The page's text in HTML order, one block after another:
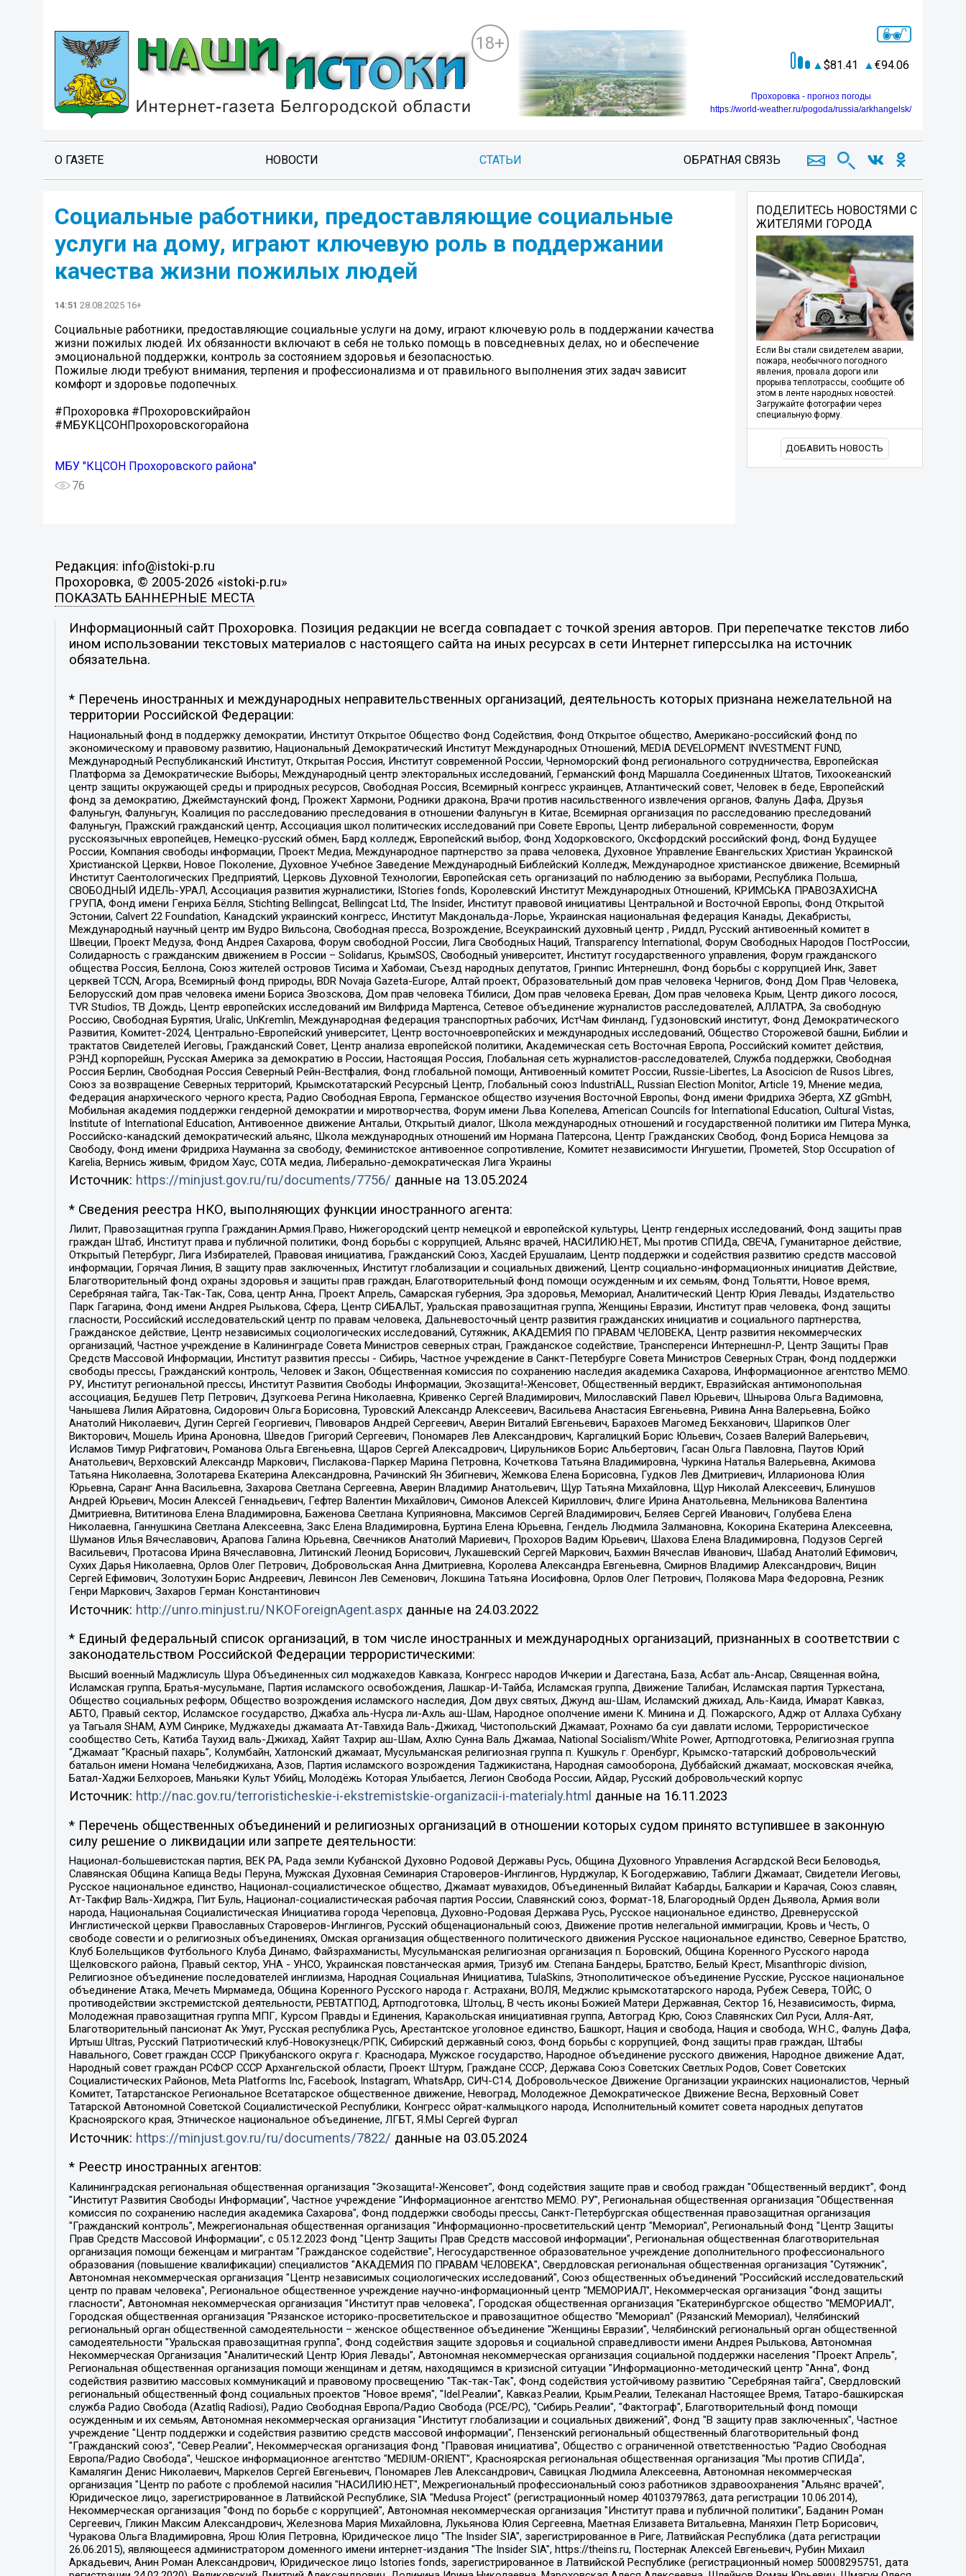
18+
81.41 94.06
Прохоровка - прогноз погоды
https://world-weather.ru/pogoda/russia/arkhangelsk/
О ГАЗЕТЕ НОВОСТИ СТАТЬИ ОБРАТНАЯ СВЯЗЬ
Социальные работники, предоставляющие социальные
услуги на дому, играют ключевую роль в поддержании
качества жизни пожилых людей
14:51 28.08.2025 16+
Социальные работники, предоставляющие социальные услуги на дому, играют ключевую роль в поддержании качества
жизни пожилых людей. Их обязанности включают в себя не только помощь в повседневных делах, но и обеспечение
эмоциональной поддержки, контроль за состоянием здоровья и безопасностью.
Пожилые люди требуют внимания, терпения и профессионализма и от правильного выполнения этих задач зависит
комфорт и здоровье подопечных.
#Прохоровка #Прохоровскийрайон
#МБУКЦСОНПрохоровскогорайона
МБУ "КЦСОН Прохоровского района"
76
ПОДЕЛИТЕСЬ НОВОСТЯМИ С
ЖИТЕЛЯМИ ГОРОДА
Если Вы стали свидетелем аварии,
пожара, необычного погодного
явления, провала дороги или
прорыва теплотрассы, сообщите об
этом в ленте народных новостей.
Загружайте фотографии через
специальную форму.
ДОБАВИТЬ НОВОСТЬ
Редакция: info@istoki-p.ru
Прохоровка, © 2005-2026 «istoki-p.ru»
ПОКАЗАТЬ БАННЕРНЫЕ МЕСТА
Информационный сайт Прохоровка. Позиция редакции не всегда совпадает с точкой зрения авторов. При перепечатке текстов либо
ином использовании текстовых материалов с настоящего сайта на иных ресурсах в сети Интернет гиперссылка на источник
обязательна.
* Перечень иностранных и международных неправительственных организаций, деятельность которых признана нежелательной на
территории Российской Федерации:
Национальный фонд в поддержку демократии, Институт Открытое Общество Фонд Содействия, Фонд Открытое общество, Американо-российский фонд по
экономическому и правовому развитию, Национальный Демократический Институт Международных Отношений, MEDIA DEVELOPMENT INVESTMENT FUND,
Международный Республиканский Институт, Открытая Россия, Институт современной России, Черноморский фонд регионального сотрудничества, Европейская
Платформа за Демократические Выборы, Международный центр электоральных исследований, Германский фонд Маршалла Соединенных Штатов, Тихоокеанский
центр защиты окружающей среды и природных ресурсов, Свободная Россия, Всемирный конгресс украинцев, Атлантический совет, Человек в беде, Европейский
фонд за демократию, Джеймстаунский фонд, Прожект Хармони, Родники дракона, Врачи против насильственного извлечения органов, Фалунь Дафа, Друзья
Фалуньгун, Фалуньгун, Коалиция по расследованию преследования в отношении Фалуньгун в Китае, Всемирная организация по расследованию преследований
Фалуньгун, Пражский гражданский центр, Ассоциация школ политических исследований при Совете Европы, Центр либеральной современности, Форум
русскоязычных европейцев, Немецко-русский обмен, Бард колледж, Европейский выбор, Фонд Ходорковского, Оксфордский российский фонд, Фонд Будущее
России, Компания свободы информации, Проект Медиа, Международное партнерство за права человека, Духовное Управление Евангельских Христиан Украинской
Христианской Церкви, Новое Поколение, Духовное Учебное Заведение Международный Библейский Колледж, Международное христианское движение, Всемирный
Институт Саентологических Предприятий, Церковь Духовной Технологии, Европейская сеть организаций по наблюдению за выборами, Республика Польша,
СВОБОДНЫЙ ИДЕЛЬ-УРАЛ, Ассоциация развития журналистики, IStories fonds, Королевский Институт Международных Отношений, КРИМСЬКА ПРАВОЗАХИСНА
ГРУПА, Фонд имени Генриха Бёлля, Stichting Bellingcat, Bellingcat Ltd, The Insider, Институт правовой инициативы Центральной и Восточной Европы, Фонд Открытой
Эстонии, Calvert 22 Foundation, Канадский украинский конгресс, Институт Макдональда-Лорье, Украинская национальная федерация Канады, Декабристы,
Международный научный центр им Вудро Вильсона, Свободная пресса, Возрождение, Всеукраинский духовный центр , Риддл, Русский антивоенный комитет в
Швеции, Проект Медуза, Фонд Андрея Сахарова, Форум свободной России, Лига Свободных Наций, Transparеncy International, Форум Свободных Народов ПостРоссии,
Солидарность с гражданским движением в России – Solidarus, КрымSOS, Свободный университет, Институт государственного управления, Форум гражданского
общества Россия, Беллона, Союз жителей островов Тисима и Хабомаи, Съезд народных депутатов, Гринпис Интернешнл, Фонд борьбы с коррупцией Инк, Завет
церквей TCCN, Агора, Всемирный фонд природы, BDR Novaja Gazeta-Europe, Алтай проект, Образовательный дом прав человека Чернигов, Фонд Дом Прав Человека,
Белорусский дом прав человека имени Бориса Звозскова, Дом прав человека Тбилиси, Дом прав человека Ереван, Дом прав человека Крым, Центр дикого лосося,
TVR Studios, ТВ Дождь, Центр европейских исследований им Вилфрида Мартенса, Сетевое объединение журналистов расследователей, АЛЛАТРА, За свободную
Россию, Свободная Бурятия, Uralic, UnKremlin, Международная федерация транспортных рабочих, ИстЧам Финланд, Гудзоновский институт, Фонд Демократического
Развития, Комитет-2024, Центрально-Европейский университет, Центр восточноевропейских и международных исследований, Общество Сторожевой башни, Библии и
трактатов Свидетелей Иеговы, Гражданский Совет, Центр анализа европейской политики, Академическая сеть Восточная Европа, Российский комитет действия,
РЭНД корпорейшн, Русская Америка за демократию в России, Настоящая Россия, Глобальная сеть журналистов-расследователей, Служба поддержки, Свободная
Россия Берлин, Свободная Россия Северный Рейн-Вестфалия, Фонд глобальной помощи, Антивоенный комитет России, Russie-Libertes, La Asocicion de Rusos Libres,
Союз за возвращение Северных территорий, Крымскотатарский Ресурсный Центр, Глобальный союз IndustriALL, Russian Election Monitor, Article 19, Мнение медиа,
Федерация анархического черного креста, Радио Свободная Европа, Германское общество изучения Восточной Европы, Фонд имени Фридриха Эберта, XZ gGmbH,
Мобильная академия поддержки гендерной демократии и миротворчества, Форум имени Льва Копелева, American Councils for International Education, Cultural Vistas,
Institute of International Education, Антивоенное движение Антальи, Открытый диалог, Школа международных отношений и государственной политики им Питера Мунка,
Российско-канадский демократический альянс, Школа международных отношений им Нормана Патерсона, Центр Гражданских Свобод, Фонд Бориса Немцова за
Свободу, Фонд имени Фридриха Науманна за свободу, Феминистское антивоенное сопротивление, Комитет независимости Ингушетии, Прометей, Stop Occupation of
Karelia, Вернись живым, Фридом Хаус, СОТА медиа, Либерально-демократическая Лига Украины
Источник: https://minjust.gov.ru/ru/documents/7756/ данные на 13.05.2024
* Сведения реестра НКО, выполняющих функции иностранного агента:
Лилит, Правозащитная группа Гражданин.Армия.Право, Нижегородский центр немецкой и европейской культуры, Центр гендерных исследований, Фонд защиты прав
граждан Штаб, Институт права и публичной политики, Фонд борьбы с коррупцией, Альянс врачей, НАСИЛИЮ.НЕТ, Мы против СПИДа, СВЕЧА, Гуманитарное действие,
Открытый Петербург, Лига Избирателей, Правовая инициатива, Гражданский Союз, Хасдей Ерушалаим, Центр поддержки и содействия развитию средств массовой
информации, Горячая Линия, В защиту прав заключенных, Институт глобализации и социальных движений, Центр социально-информационных инициатив Действие,
Благотворительный фонд охраны здоровья и защиты прав граждан, Благотворительный фонд помощи осужденным и их семьям, Фонд Тольятти, Новое время,
Серебряная тайга, Так-Так-Так, Сова, центр Анна, Проект Апрель, Самарская губерния, Эра здоровья, Мемориал, Аналитический Центр Юрия Левады, Издательство
Парк Гагарина, Фонд имени Андрея Рылькова, Сфера, Центр СИБАЛЬТ, Уральская правозащитная группа, Женщины Евразии, Институт прав человека, Фонд защиты
гласности, Российский исследовательский центр по правам человека, Дальневосточный центр развития гражданских инициатив и социального партнерства,
Гражданское действие, Центр независимых социологических исследований, Сутяжник, АКАДЕМИЯ ПО ПРАВАМ ЧЕЛОВЕКА, Центр развития некоммерческих
организаций, Частное учреждение в Калининграде Совета Министров северных стран, Гражданское содействие, Трансперенси Интернешнл-Р, Центр Защиты Прав
Средств Массовой Информации, Институт развития прессы - Сибирь, Частное учреждение в Санкт-Петербурге Совета Министров Северных Стран, Фонд поддержки
свободы прессы, Гражданский контроль, Человек и Закон, Общественная комиссия по сохранению наследия академика Сахарова, Информационное агентство МЕМО.
РУ, Институт региональной прессы, Институт Развития Свободы Информации, Экозащита!-Женсовет, Общественный вердикт, Евразийская антимонопольная
ассоциация, Бедушев Петр Петрович, Дзугкоева Регина Николаевна, Кривенко Сергей Владимирович, Милославский Павел Юрьевич, Шнырова Ольга Вадимовна,
Чанышева Лилия Айратовна, Сидорович Ольга Борисовна, Туровский Александр Алексеевич, Васильева Анастасия Евгеньевна, Ривина Анна Валерьевна, Бойко
Анатолий Николаевич, Дугин Сергей Георгиевич, Пивоваров Андрей Сергеевич, Аверин Виталий Евгеньевич, Барахоев Магомед Бекханович, Шарипков Олег
Викторович, Мошель Ирина Ароновна, Шведов Григорий Сергеевич, Пономарев Лев Александрович, Каргалицкий Борис Юльевич, Созаев Валерий Валерьевич,
Исламов Тимур Рифгатович, Романова Ольга Евгеньевна, Щаров Сергей Алексадрович, Цирульников Борис Альбертович, Гасан Ольга Павловна, Паутов Юрий
Анатольевич, Верховский Александр Маркович, Пислакова-Паркер Марина Петровна, Кочеткова Татьяна Владимировна, Чуркина Наталья Валерьевна, Акимова
Татьяна Николаевна, Золотарева Екатерина Александровна, Рачинский Ян Збигневич, Жемкова Елена Борисовна, Гудков Лев Дмитриевич, Илларионова Юлия
Юрьевна, Саранг Анна Васильевна, Захарова Светлана Сергеевна, Аверин Владимир Анатольевич, Щур Татьяна Михайловна, Щур Николай Алексеевич, Блинушов
Андрей Юрьевич, Мосин Алексей Геннадьевич, Гефтер Валентин Михайлович, Симонов Алексей Кириллович, Флиге Ирина Анатольевна, Мельникова Валентина
Дмитриевна, Вититинова Елена Владимировна, Баженова Светлана Куприяновна, Максимов Сергей Владимирович, Беляев Сергей Иванович, Голубева Елена
Николаевна, Ганнушкина Светлана Алексеевна, Закс Елена Владимировна, Буртина Елена Юрьевна, Гендель Людмила Залмановна, Кокорина Екатерина Алексеевна,
Шуманов Илья Вячеславович, Арапова Галина Юрьевна, Свечников Анатолий Мариевич, Прохоров Вадим Юрьевич, Шахова Елена Владимировна, Подузов Сергей
Васильевич, Протасова Ирина Вячеславовна, Литинский Леонид Борисович, Лукашевский Сергей Маркович, Бахмин Вячеслав Иванович, Шабад Анатолий Ефимович,
Сухих Дарья Николаевна, Орлов Олег Петрович, Добровольская Анна Дмитриевна, Королева Александра Евгеньевна, Смирнов Владимир Александрович, Вицин
Сергей Ефимович, Золотухин Борис Андреевич, Левинсон Лев Семенович, Локшина Татьяна Иосифовна, Орлов Олег Петрович, Полякова Мара Федоровна, Резник
Генри Маркович, Захаров Герман Константинович
Источник: http://unro.minjust.ru/NKOForeignAgent.aspxданные на 24.03.2022
* Единый федеральный список организаций, в том числе иностранных и международных организаций, признанных в соответствии с
законодательством Российской Федерации террористическими:
Высший военный Маджлисуль Шура Объединенных сил моджахедов Кавказа, Конгресс народов Ичкерии и Дагестана, База, Асбат аль-Ансар, Священная война,
Исламская группа, Братья-мусульмане, Партия исламского освобождения, Лашкар-И-Тайба, Исламская группа, Движение Талибан, Исламская партия Туркестана,
Общество социальных реформ, Общество возрождения исламского наследия, Дом двух святых, Джунд аш-Шам, Исламский джихад, Аль-Каида, Имарат Кавказ,
АБТО, Правый сектор, Исламское государство, Джабха аль-Нусра ли-Ахль аш-Шам, Народное ополчение имени К. Минина и Д. Пожарского, Аджр от Аллаха Субхану
уа Тагьаля SHAM, АУМ Синрике, Муджахеды джамаата Ат-Тавхида Валь-Джихад, Чистопольский Джамаат, Рохнамо ба суи давлати исломи, Террористическое
сообщество Сеть, Катиба Таухид валь-Джихад, Хайят Тахрир аш-Шам, Ахлю Сунна Валь Джамаа, National Socialism/White Power, Артподготовка, Религиозная группа
“Джамаат “Красный пахарь”, Колумбайн, Хатлонский джамаат, Мусульманская религиозная группа п. Кушкуль г. Оренбург, Крымско-татарский добровольческий
батальон имени Номана Челебиджихана, Азов, Партия исламского возрождения Таджикистана, Народная самооборона, Дуббайский джамаат, московская ячейка,
Батал-Хаджи Белхороев, Маньяки Культ Убийц, Молодёжь Которая Улыбается, Легион Свобода России, Айдар, Русский добровольческий корпус
Источник: http://nac.gov.ru/terroristicheskie-i-ekstremistskie-organizacii-i-materialy.html данные на 16.11.2023
* Перечень общественных объединений и религиозных организаций в отношении которых судом принято вступившее в законную
силу решение о ликвидации или запрете деятельности:
Национал-большевистская партия, ВЕК РА, Рада земли Кубанской Духовно Родовой Державы Русь, Община Духовного Управления Асгардской Веси Беловодья,
Славянская Община Капища Веды Перуна, Мужская Духовная Семинария Староверов-Инглингов, Нурджулар, К Богодержавию, Таблиги Джамаат, Свидетели Иеговы,
Русское национальное единство, Национал-социалистическое общество, Джамаат мувахидов, Объединенный Вилайат Кабарды, Балкарии и Карачая, Союз славян,
Ат-Такфир Валь-Хиджра, Пит Буль, Национал-социалистическая рабочая партия России, Славянский союз, Формат-18, Благородный Орден Дьявола, Армия воли
народа, Национальная Социалистическая Инициатива города Череповца, Духовно-Родовая Держава Русь, Русское национальное единство, Древнерусской
Инглистической церкви Православных Староверов-Инглингов, Русский общенациональный союз, Движение против нелегальной иммиграции, Кровь и Честь, О
свободе совести и о религиозных объединениях, Омская организация общественного политического движения Русское национальное единство, Северное Братство,
Клуб Болельщиков Футбольного Клуба Динамо, Файзрахманисты, Мусульманская религиозная организация п. Боровский, Община Коренного Русского народа
Щелковского района, Правый сектор, УНА - УНСО, Украинская повстанческая армия, Тризуб им. Степана Бандеры, Братство, Белый Крест, Misanthropic division,
Религиозное объединение последователей инглиизма, Народная Социальная Инициатива, TulaSkins, Этнополитическое объединение Русские, Русское национальное
объединение Атака, Мечеть Мирмамеда, Община Коренного Русского народа г. Астрахани, ВОЛЯ, Меджлис крымскотатарского народа, Рубеж Севера, ТОЙС, О
противодействии экстремистской деятельности, РЕВТАТПОД, Артподготовка, Штольц, В честь иконы Божией Матери Державная, Сектор 16, Независимость, Фирма,
Молодежная правозащитная группа МПГ, Курсом Правды и Единения, Каракольская инициативная группа, Автоград Крю, Союз Славянских Сил Руси, Алля-Аят,
Благотворительный пансионат Ак Умут, Русская республика Русь, Арестантское уголовное единство, Башкорт, Нация и свобода, Нация и свобода, W.H.С., Фалунь Дафа,
Иртыш Ultras, Русский Патриотический клуб-Новокузнецк/РПК, Сибирский державный союз, Фонд борьбы с коррупцией, Фонд защиты прав граждан, Штабы
Навального, Совет граждан СССР Прикубанского округа г. Краснодара, Мужское государство, Народное объединение русского движения, Народное движение Адат,
Народный совет граждан РСФСР СССР Архангельской области, Проект Штурм, Граждане СССР, Держава Союз Советских Светлых Родов, Совет Советских
Социалистических Районов, Meta Platforms Inc, Facebook, Instagram, WhatsApp, СИЧ-С14, Добровольческое Движение Организации украинских националистов, Черный
Комитет, Татарстанское Региональное Всетатарское общественное движение, Невоград, Молодежное Демократическое Движение Весна, Верховный Совет
Татарской Автономной Советской Социалистической Республики, Конгресс ойрат-калмыцкого народа, Исполнительный комитет совета народных депутатов
Красноярского края, Этническое национальное объединение, ЛГБТ, Я.МЫ Сергей Фургал
Источник: https://minjust.gov.ru/ru/documents/7822/ данные на 03.05.2024
* Реестр иностранных агентов:
Калининградская региональная общественная организация "Экозащита!-Женсовет", Фонд содействия защите прав и свобод граждан "Общественный вердикт", Фонд "Институт Развития Свободы Информации", Частное учреждение "Информационное агентство МЕМО. РУ", Региональная общественная организация "Общественная комиссия по сохранению наследия академика Сахарова", Фонд поддержки свободы прессы, Санкт-Петербургская общественная правозащитная организация "Гражданский контроль", Межрегиональная общественная организация "Информационно-просветительский центр "Мемориал", Региональный Фонд "Центр Защиты Прав Средств Массовой Информации", с 05.12.2023 Фонд "Центр Защиты Прав Средств массовой информации", Региональная общественная благотворительная организация помощи беженцам и мигрантам "Гражданское содействие", Негосударственное образовательное учреждение дополнительного профессионального образования (повышение квалификации) специалистов "АКАДЕМИЯ ПО ПРАВАМ ЧЕЛОВЕКА", Свердловская региональная общественная организация "Сутяжник", Автономная некоммерческая организация "Центр независимых социологических исследований", Союз общественных объединений "Российский исследовательский центр по правам человека", Региональное общественное учреждение научно-информационный центр "МЕМОРИАЛ", Некоммерческая организация "Фонд защиты гласности", Автономная некоммерческая организация "Институт прав человека", Городская общественная организация "Екатеринбургское общество "МЕМОРИАЛ", Городская общественная организация "Рязанское историко-просветительское и правозащитное общество "Мемориал" (Рязанский Мемориал), Челябинский региональный орган общественной самодеятельности – женское общественное объединение "Женщины Евразии", Челябинский региональный орган общественной самодеятельности "Уральская правозащитная группа", Фонд содействия защите здоровья и социальной справедливости имени Андрея Рылькова, Автономная Некоммерческая Организация "Аналитический Центр Юрия Левады", Автономная некоммерческая организация социальной поддержки населения "Проект Апрель", Региональная общественная организация помощи женщинам и детям, находящимся в кризисной ситуации "Информационно-методический центр "Анна", Фонд содействия развитию массовых коммуникаций и правовому просвещению "Так-так-Так", Фонд содействия устойчивому развитию "Серебряная тайга", Свердловский региональный общественный фонд социальных проектов "Новое время", "Idel.Реалии", Кавказ.Реалии, Крым.Реалии, Телеканал Настоящее Время, Татаро-башкирская служба Радио Свобода (Azatliq Radiosi), Радио Свободная Европа/Радио Свобода (PCE/PC), "Сибирь.Реалии", "Фактограф", Благотворительный фонд помощи осужденным и их семьям, Автономная некоммерческая организация "Институт глобализации и социальных движений", Фонд "В защиту прав заключенных", Частное учреждение "Центр поддержки и содействия развитию средств массовой информации", Пензенский региональный общественный благотворительный фонд "Гражданский союз", "Север.Реалии", Некоммерческая организация Фонд "Правовая инициатива", Общество с ограниченной ответственностью "Радио Свободная Европа/Радио Свобода", Чешское информационное агентство "MEDIUM-ORIENT", Красноярская региональная общественная организация "Мы против СПИДа", Камалягин Денис Николаевич, Маркелов Сергей Евгеньевич, Пономарев Лев Александрович, Савицкая Людмила Алексеевна, Автономная некоммерческая организация "Центр по работе с проблемой насилия "НАСИЛИЮ.НЕТ", Межрегиональный профессиональный союз работников здравоохранения "Альянс врачей", Юридическое лицо, зарегистрированное в Латвийской Республике, SIA "Medusa Project" (регистрационный номер 40103797863, дата регистрации 10.06.2014), Некоммерческая организация "Фонд по борьбе с коррупцией", Автономная некоммерческая организация "Институт права и публичной политики", Баданин Роман Сергеевич, Гликин Максим Александрович, Железнова Мария Михайловна, Лукьянова Юлия Сергеевна, Маетная Елизавета Витальевна, Маняхин Петр Борисович, Чуракова Ольга Владимировна, Ярош Юлия Петровна, Юридическое лицо "The Insider SIA", зарегистрированное в Риге, Латвийская Республика (дата регистрации 26.06.2015), являющееся администратором доменного имени интернет-издания "The Insider SIA", https://theins.ru, Постернак Алексей Евгеньевич, Рубин Михаил Аркадьевич, Анин Роман Александрович, Юридическое лицо Istories fonds, зарегистрированное в Латвийской Республике (регистрационный номер 50008295751, дата регистрации 24.02.2020), Великовский Дмитрий Александрович, Долинина Ирина Николаевна, Мароховская Алеся Алексеевна, Шлейнов Роман Юрьевич, Шмагун Олеся Валентиновна, Общество с ограниченной ответственностью "Альтаир 2021", Общество с ограниченной ответственностью "Вега 2021", Общество с ограниченной ответственностью "Главный редактор 2021", Общество с ограниченной ответственностью "Ромашки монолит", Важенков Артем Валерьевич, Ивановская областная общественная организация "Центр гендерных исследований", Гурман Юрий Альбертович, Медиапроект "ОВД-Инфо", Егоров Владимир Владимирович, Жилинский Владимир Александрович, Общество с ограниченной ответственностью "ЗП", Иванова София Юрьевна, Карезина Инна Павловна, Кильтау Екатерина Викторовна, Петров Алексей Викторович, Пискунов Сергей Евгеньевич, Смирнов Сергей Сергеевич, Тихонов Михаил Сергеевич, Общество с ограниченной ответственностью "ЖУРНАЛИСТ-ИНОСТРАННЫЙ АГЕНТ", Арапова Галина Юрьевна, Вольтская Татьяна Анатольевна, Американская компания "Mason G.E.S. Anonymous Foundation" (США), являющаяся владельцем интернет-издания https://mnews.world/, Компания "Stichting Bellingcat", зарегистрированная в Нидерландах (дата регистрации 11.07.2018), Захаров Андрей Вячеславович, Клепиковская Екатерина Дмитриевна, Общество с ограниченной ответственностью "МЕМО", Перл Роман Александрович, Симонов Евгений Алексеевич, Соловьева Елена Анатольевна, Сотников Даниил Владимирович, Сурначева Елизавета Дмитриевна, Автономная некоммерческая организация по защите прав человека и информированию населения "Якутия – Наше Мнение", Общество с ограниченной ответственностью "Москоу диджитал медиа", с 26.01.2023 Общество с ограниченной ответственностью "Чайка Белые сады", Ветошкина Валерия Валерьевна, Заговора Максим Александрович, Межрегиональное общественное движение "Российская ЛГБТ - сеть", Оленичев Максим Владимирович, Павлов Иван Юрьевич, Скворцова Елена Сергеевна, Общество с ограниченной ответственностью "Как бы инагент", Кочетков Игорь Викторович, Общество с ограниченной ответственностью "Честные выборы", Еланчик Олег Александрович, Общество с ограниченной ответственностью "Нобелевский призыв", Гималова Регина Эмилевна, Григорьев Андрей Валерьевич, Григорьева Алина Александровна, Ассоциация по содействию защите прав призывников, альтернативнослужащих и военнослужащих "Правозащитная группа "Гражданин.Армия.Право", Хисамова Регина Фаритовна, Автономная некоммерческая организация по реализации социально-правовых программ "Лилит", Дальневосточное общественное движение "Маяк", Санкт-Петербургская ЛГБТ-инициативная группа "Выход", Инициативная группа ЛГБТ+ "Реверс", Алексеев Андрей Викторович, Бекбулатова Таисия Львовна, Беляев Иван Михайлович, Владыкина Елена Сергеевна, Гельман Марат Александрович, Никульшина Вероника Юрьевна, Толоконникова Надежда Андреевна, Шендерович Виктор Анатольевич, Общество с ограниченной ответственностью "Данное сообщение", Общество с ограниченной ответственностью Издательский дом "Новая глава", Айнбиндер Александра Александровна, Московский комьюнити-центр для ЛГБТ+инициатив, Благотворительный фонд развития филантропии, Deutsche Welle (Германия, Kurt-Schumacher-Strasse 3, 53113 Bonn), Борзунова Мария Михайловна, Воробьев Виктор Викторович, Голубева Анна Львовна, Константинова Алла Михайловна, Малкова Ирина Владимировна, Мурадов Мурад Абдулгалимович, Осетинская Елизавета Николаевна, Понасенков Евгений Николаевич, Ганапольский Матвей Юрьевич, Киселев Евгений Алексеевич, Борухович Ирина Григорьевна, Дремин Иван Тимофеевич, Дубровский Дмитрий Викторович, Красноярская региональная общественная организация поддержки и развития альтернативных образовательных технологий и межкультурных коммуникаций "ИНТЕРРА", Маяковская Екатерина Алексеевна, Фейгин Марк Захарович, Филимонов Андрей Викторович, Дзугкоева Регина Николаевна, Доброхотов Роман Александрович, Дудь Юрий Александрович, Елкин Сергей Владимирович, Кругликов Кирилл Игоревич, Сабунаева Мария Леонидовна, Семенов Алексей Владимирович, Шаинян Карен Багратович, Шульман Екатерина Михайловна, Асафьев Артур Валерьевич, Вахштайн Виктор Семенович, Венедиктов Алексей Алексеевич, Лушникова Екатерина Евгеньевна, Волков Леонид Михайлович, Невзоров Александр Глебович, Пархоменко Сергей Борисович, Сироткин Ярослав Николаевич, Кара-Мурза Владимир Владимирович, Баранова Наталья Владимировна, Гозман Леонид Яковлевич, Кагарлицкий Борис Юльевич, Климарев Михаил Валерьевич, Милов Владимир Станиславович, Автономная некоммерческая организация Краснодарский центр современного искусства "Типография", Моргенштерн Алишер Тагирович, Соболь Любовь Эдуардовна, Общество с ограниченной ответственностью "ЛИЗА НОРМ", Каспаров Гарри Кимович, Ходорковский Михаил Борисович, Общество с ограниченной ответственностью "Апрельские тезисы", Данилович Ирина Брониславовна, Кашин Олег Владимирович, Петров Николай Владимирович, Пивоваров Алексей Владимирович, Соколов Михаил Владимирович, Цветкова Юлия Владимировна, Чичваркин Евгений Александрович, Комитет против пыток/Команда против пыток, Общество с ограниченной ответственностью "Первый научный", Общество с ограниченной ответственностью "Вертолет и ко", Белоцерковская Вероника Борисовна, Кац Максим Евгеньевич, Лазарева Татьяна Юрьевна, Шаведдинов Руслан Табризович, Яшин Илья Валерьевич, Общество с ограниченной ответственностью "Иноагент ААВ", Алешковский Дмитрий Петрович, Альбац Евгения Марковна, Быков Дмитрий Львович, Галямина Юлия Евгеньевна, Лойко Сергей Леонидович, Мартынов Кирилл Константинович, Медведев Сергей Александрович, Крашенинников Федор Геннадиевич, Гордеева Катерина Вл